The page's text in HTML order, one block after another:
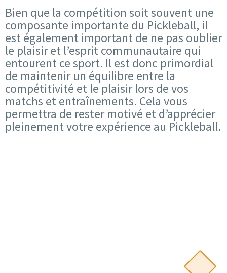
Bien que la compétition soit souvent une
composante importante du Pickleball, il
est également important de ne pas oublier
le plaisir et l’esprit communautaire qui
entourent ce sport. Il est donc primordial
de maintenir un équilibre entre la
compétitivité et le plaisir lors de vos
matchs et entraînements. Cela vous
permettra de rester motivé et d’apprécier
pleinement votre expérience au Pickleball.